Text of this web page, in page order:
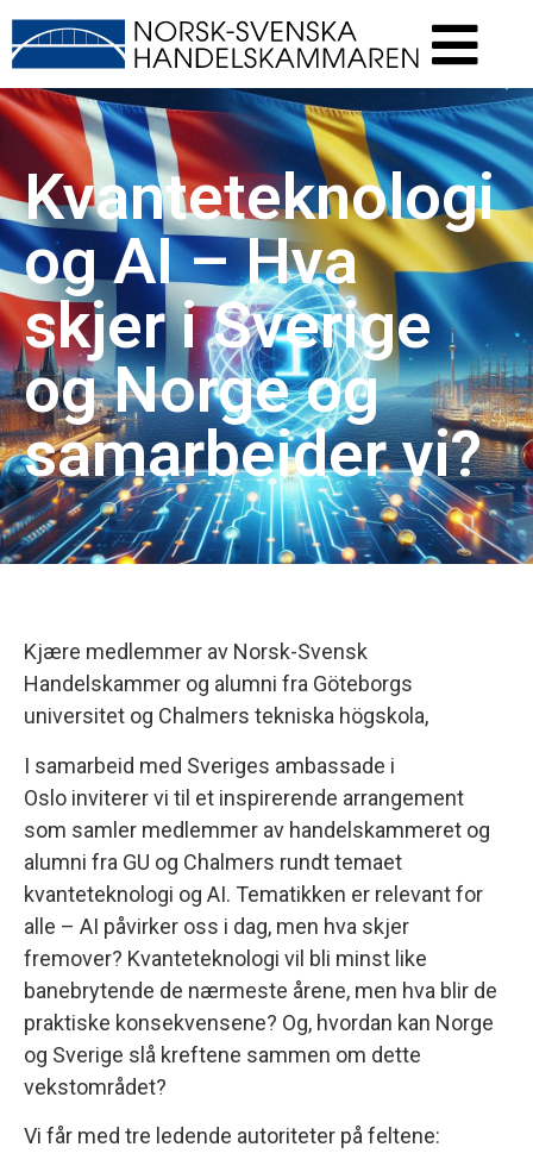
Kvanteteknologi
og AI – Hva
skjer i Sverige
og Norge og
samarbeider vi?
Kjære medlemmer av Norsk-Svensk
Handelskammer og alumni fra Göteborgs
universitet og Chalmers tekniska högskola,
I samarbeid med Sveriges ambassade i
Oslo inviterer vi til et inspirerende arrangement
som samler medlemmer av handelskammeret og
alumni fra GU og Chalmers rundt temaet
kvanteteknologi og AI. Tematikken er relevant for
alle – AI påvirker oss i dag, men hva skjer
fremover? Kvanteteknologi vil bli minst like
banebrytende de nærmeste årene, men hva blir de
praktiske konsekvensene? Og, hvordan kan Norge
og Sverige slå kreftene sammen om dette
vekstområdet?
Vi får med tre ledende autoriteter på feltene: